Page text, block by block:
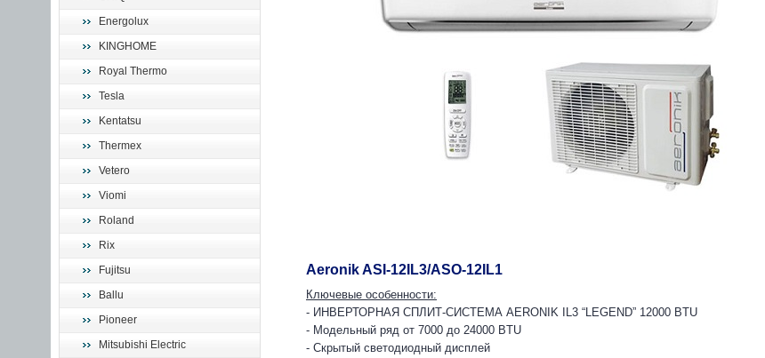
Energolux
KINGHOME
Royal Thermo
Tesla
Kentatsu
Thermex
Vetero
Viomi
Roland
Rix
Fujitsu
Ballu
Pioneer
Mitsubishi Electric
Aeronik ASI-12IL3/ASO-12IL1
Ключевые особенности:
- ИНВЕРТОРНАЯ CПЛИТ-СИСТЕМА AERONIK IL3 “LEGEND” 12000 BTU
- Модельный ряд от 7000 до 24000 BTU
- Скрытый светодиодный дисплей